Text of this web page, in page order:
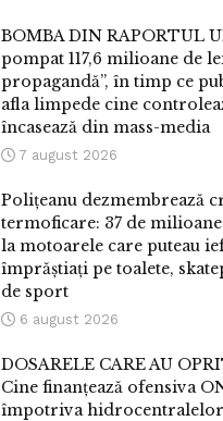
BOMBA DIN RAPORTUL
pompat 117,6 milioane de
propagandă”, în timp ce
afla limpede cine
încasează din mass-media
7 august 2026
Polițeanu dezmembrează
termoficare: 37 de
la motoarele care puteau
împrăștiați pe toalete,
de sport
6 august 2026
DOSARELE CARE AU
Cine finanțează ofensiva
împotriva